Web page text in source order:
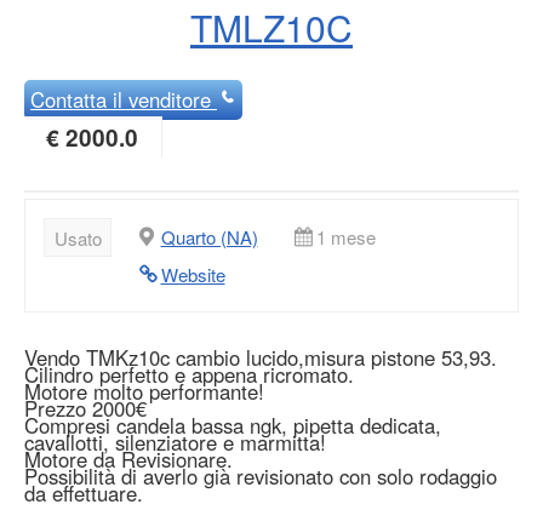
TMLZ10C
Contattail venditore
€ 2000.0
Usato Quarto (NA)
1 mese
Website
Vendo TMKz10c cambio lucido,misura pistone 53,93.
Cilindro perfetto e appena ricromato.
Motore molto performante!
Prezzo 2000€
Compresi candela bassa ngk, pipetta dedicata,
cavallotti, silenziatore e marmitta!
Motore da Revisionare.
Possibilità di averlo già revisionato con solo rodaggio
da effettuare.